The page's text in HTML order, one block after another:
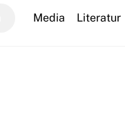
Media Literatur